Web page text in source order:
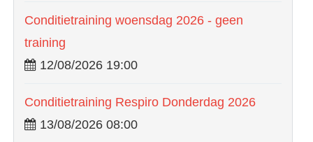
Conditietraining woensdag 2026 - geen
training
12/08/2026 19:00
Conditietraining Respiro Donderdag 2026
13/08/2026 08:00